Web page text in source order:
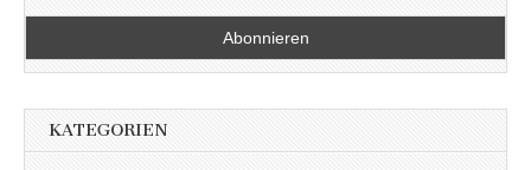
KATEGORIEN